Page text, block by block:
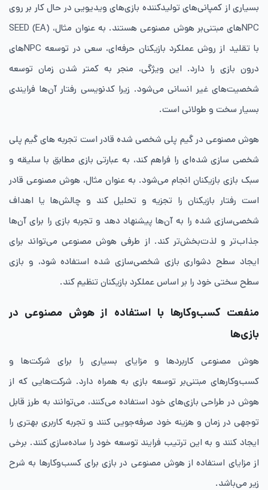
بسیاری از کمپانی‌های تولیدکننده بازی‌های ویدیویی در حال کار بر روی
NPC‌های مبتنی‌بر هوش مصنوعی هستند. به عنوان مثال، SEED (EA)
با تقلید از روش عملکرد بازیکنان حرفه‌ای، سعی در توسعه NPC‌های
درون بازی را دارد. این ویژگی، منجر به کمتر شدن زمان توسعه
شخصیت‌های غیر انسانی می‌شود. زیرا کدنویسی رفتار آن‌ها فرایندی
بسیار سخت و طولانی است.
هوش مصنوعی در گیم پلی شخصی‌ شده قادر است تجربه های گیم پلی
شخصی سازی شده‌ای را فراهم کند، به عبارتی بازی مطابق با سلیقه و
سبک بازی بازیکنان انجام می‌شود. به عنوان مثال، هوش مصنوعی قادر
است رفتار بازیکنان را تجزیه و تحلیل کند و چالش‌ها یا اهداف
شخصی‌سازی شده را به آن‌ها پیشنهاد دهد و تجربه بازی را برای آن‌ها
جذاب‌تر و لذت‌بخش‌تر کند. از طرفی هوش مصنوعی می‌تواند برای
ایجاد سطح دشواری بازی شخصی‌سازی شده استفاده شود، و بازی
سطح سختی خود را بر اساس عملکرد بازیکنان تنظیم کند.
منفعت کسب‌‌وکار‌ها با استفاده از هوش مصنوعی در
بازی‌ها
هوش مصنوعی کاربردها و مزایای بسیاری را برای شرکت‌ها و
کسب‌و‌کارهای مبتنی‌بر توسعه بازی به همراه دارد. شرکت‌هایی که از
هوش در طراحی بازی‌های خود استفاده می‌کنند، می‌توانند به طرز قابل
توجهی در زمان و هزینه خود صرفه‌جویی کنند و تجربه کاربری بهتری را
ایجاد کنند و به این ترتیب فرایند توسعه خود را ساده‌سازی کنند. برخی
از مزایای استفاده از هوش مصنوعی در بازی برای کسب‌و‌کار‌ها به شرح
زیر می‌باشد.